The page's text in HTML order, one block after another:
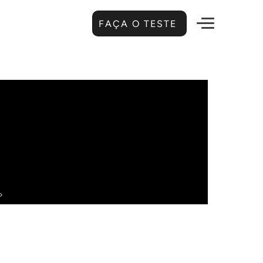
FAÇA O TESTE